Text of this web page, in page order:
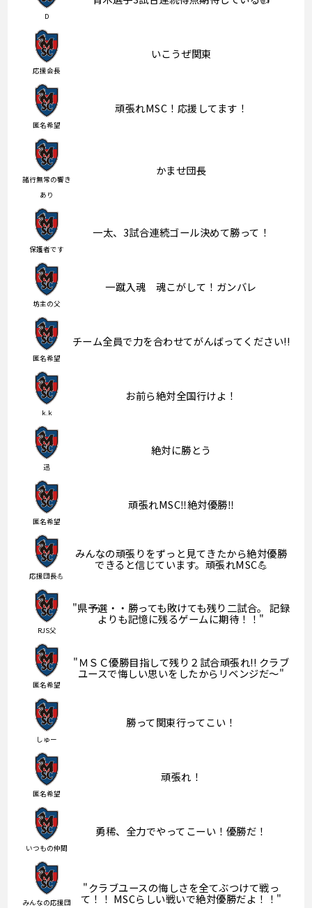
D
応援会長
いこうぜ関東
匿名希望
頑張れMSC！応援してます！
諸行無常の響き
あり
かませ団長
保護者です
一太、3試合連続ゴール決めて勝って！
坊主の父
一蹴入魂 魂こがして！ガンバレ
匿名希望
チーム全員で力を合わせてがんばってください!!
k.k
お前ら絶対全国行けよ！
迅
絶対に勝とう
匿名希望
頑張れMSC‼︎絶対優勝‼︎
応援団長💪
みんなの頑張りをずっと見てきたから絶対優勝
できると信じています。頑張れMSC💪
RJS父
"県予選・・勝っても敗けても残り二試合。 記録
よりも記憶に残るゲームに期待！！"
匿名希望
"ＭＳＣ優勝目指して残り２試合頑張れ!! クラブ
ユースで悔しい思いをしたからリベンジだ〜"
しゅー
勝って関東行ってこい！
匿名希望
頑張れ！
いつもの仲間
勇稀、全力でやってこーい！優勝だ！
みんなの応援団
"クラブユースの悔しさを全てぶつけて戦っ
て！！ MSCらしい戦いで絶対優勝だよ！！"